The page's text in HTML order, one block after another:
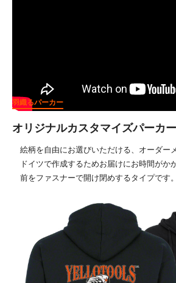
羽織るパーカー
オリジナルカスタマイズパーカ
絵柄を自由にお選びいただける、オーダー
ドイツで作成するためお届けにお時間がか
前をファスナーで開け閉めするタイプです。